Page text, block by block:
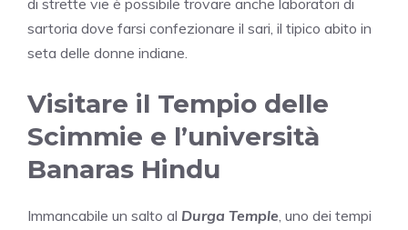
di strette vie è possibile trovare anche laboratori di
sartoria dove farsi confezionare il sari, il tipico abito in
seta delle donne indiane.
Visitare il Tempio delle
Scimmie e l’università
Banaras Hindu
Immancabile un salto al Durga Temple, uno dei tempi